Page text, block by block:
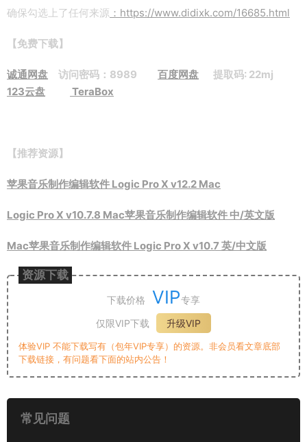
确保勾选上了任何来源 ：https://www.didixk.com/16685.html
【免费下载】
诚通网盘 访问密码：8989 百度网盘 提取码: 22mj
123云盘
TeraBox
【推荐资源】
苹果音乐制作编辑软件 Logic Pro X v12.2 Mac
Logic Pro X v10.7.8 Mac苹果音乐制作编辑软件 中/英文版
Mac苹果音乐制作编辑软件 Logic Pro X v10.7 英/中文版
资源下载
下载价格 VIP专享
仅限VIP下载
升级VIP
体验VIP 不能下载写有（包年VIP专享）的资源。非会员看文章底部
下载链接，有问题看下面的站内公告！
常见问题